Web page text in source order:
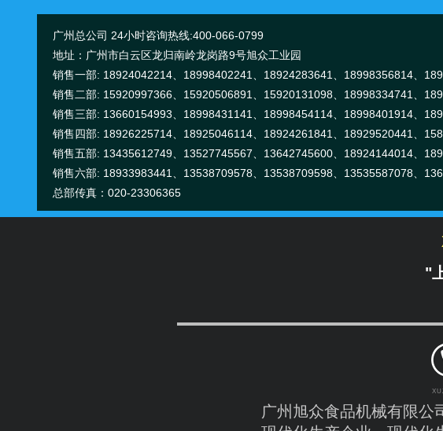
电话:020-23306361
手机/微信:18998402241
景娇
电话:020-23306363
手机/微信:18925046114
广州总公司 24小时咨询热线:400-066-0799
地址：广州市白云区龙归南岭龙岗路9号旭众工业园
销售一部: 18924042214、18998402241、18924283641、18998356814、
销售二部: 15920997366、15920506891、15920131098、18998334741、
销售三部: 13660154993、18998431141、18998454114、18998401914、
销售四部: 18926225714、18925046114、18924261841、18929520441、
销售五部: 13435612749、13527745567、13642745600、18924144014、
销售六部: 18933983441、13538709578、13538709598、13535587078、
总部传真：020-23306365
"
广州旭众食品机械有限公